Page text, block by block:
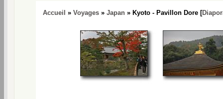
Accueil » Voyages » Japan » Kyoto - Pavillon Dore [